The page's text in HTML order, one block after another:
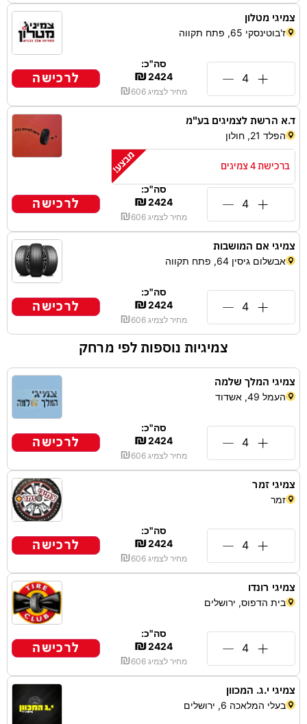
צמיגי מטלון
ז'בוטינסקי 65, פתח תקווה
סה"כ:
₪2424
מחיר לצמיג ₪606
לרכישה
ד.א הרשת לצמיגים בע"מ
הפלד 21, חולון
ברכישת 4 צמיגים
סה"כ:
₪2424
מחיר לצמיג ₪606
לרכישה
צמיגי אם המושבות
אבשלום גיסין 64, פתח תקווה
סה"כ:
₪2424
מחיר לצמיג ₪606
לרכישה
צמיגיות נוספות לפי מרחק
צמיגי המלך שלמה
העמל 49, אשדוד
סה"כ:
₪2424
מחיר לצמיג ₪606
לרכישה
צמיגי זמר
זמר
סה"כ:
₪2424
מחיר לצמיג ₪606
לרכישה
צמיגי רונדו
בית הדפוס, ירושלים
סה"כ:
₪2424
מחיר לצמיג ₪606
לרכישה
צמיגי י.ג. המכוון
בעלי המלאכה 6, ירושלים